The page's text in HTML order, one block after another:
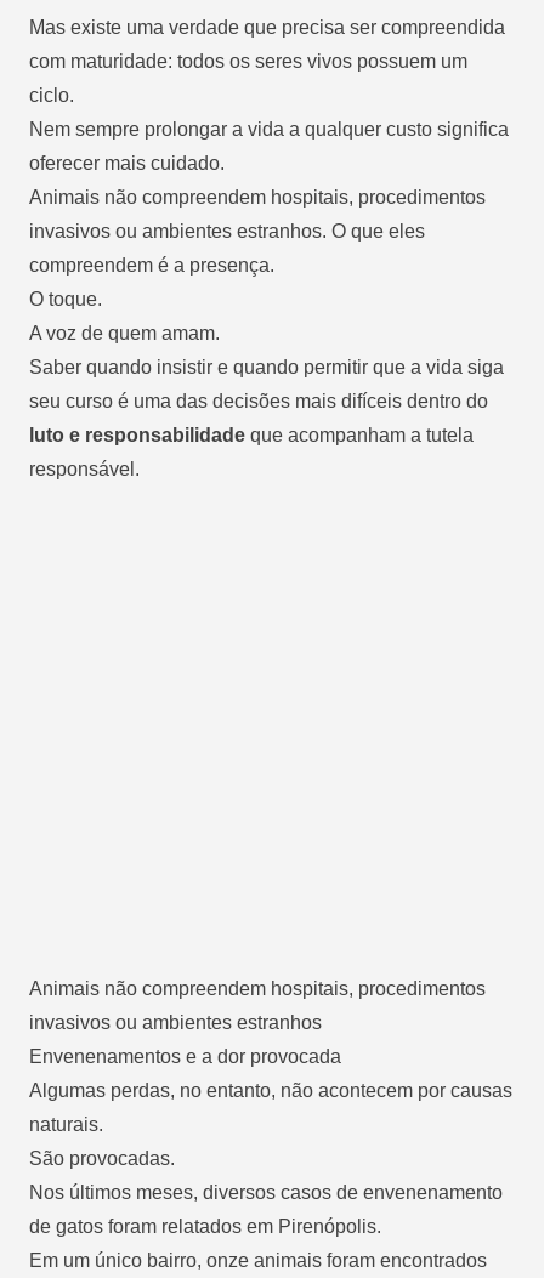
Mas existe uma verdade que precisa ser compreendida
com maturidade: todos os seres vivos possuem um
ciclo.
Nem sempre prolongar a vida a qualquer custo significa
oferecer mais cuidado.
Animais não compreendem hospitais, procedimentos
invasivos ou ambientes estranhos. O que eles
compreendem é a presença.
O toque.
A voz de quem amam.
Saber quando insistir e quando permitir que a vida siga
seu curso é uma das decisões mais difíceis dentro do
luto e responsabilidade que acompanham a tutela
responsável.
Animais não compreendem hospitais, procedimentos
invasivos ou ambientes estranhos
Envenenamentos e a dor provocada
Algumas perdas, no entanto, não acontecem por causas
naturais.
São provocadas.
Nos últimos meses, diversos casos de envenenamento
de gatos foram relatados em Pirenópolis.
Em um único bairro, onze animais foram encontrados